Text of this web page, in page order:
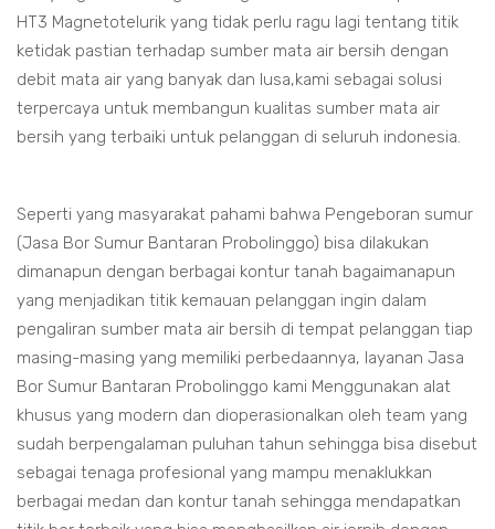
HT3 Magnetotelurik yang tidak perlu ragu lagi tentang titik
ketidak pastian terhadap sumber mata air bersih dengan
debit mata air yang banyak dan lusa,kami sebagai solusi
terpercaya untuk membangun kualitas sumber mata air
bersih yang terbaiki untuk pelanggan di seluruh indonesia.
Seperti yang masyarakat pahami bahwa Pengeboran sumur
(Jasa Bor Sumur Bantaran Probolinggo) bisa dilakukan
dimanapun dengan berbagai kontur tanah bagaimanapun
yang menjadikan titik kemauan pelanggan ingin dalam
pengaliran sumber mata air bersih di tempat pelanggan tiap
masing-masing yang memiliki perbedaannya, layanan Jasa
Bor Sumur Bantaran Probolinggo kami Menggunakan alat
khusus yang modern dan dioperasionalkan oleh team yang
sudah berpengalaman puluhan tahun sehingga bisa disebut
sebagai tenaga profesional yang mampu menaklukkan
berbagai medan dan kontur tanah sehingga mendapatkan